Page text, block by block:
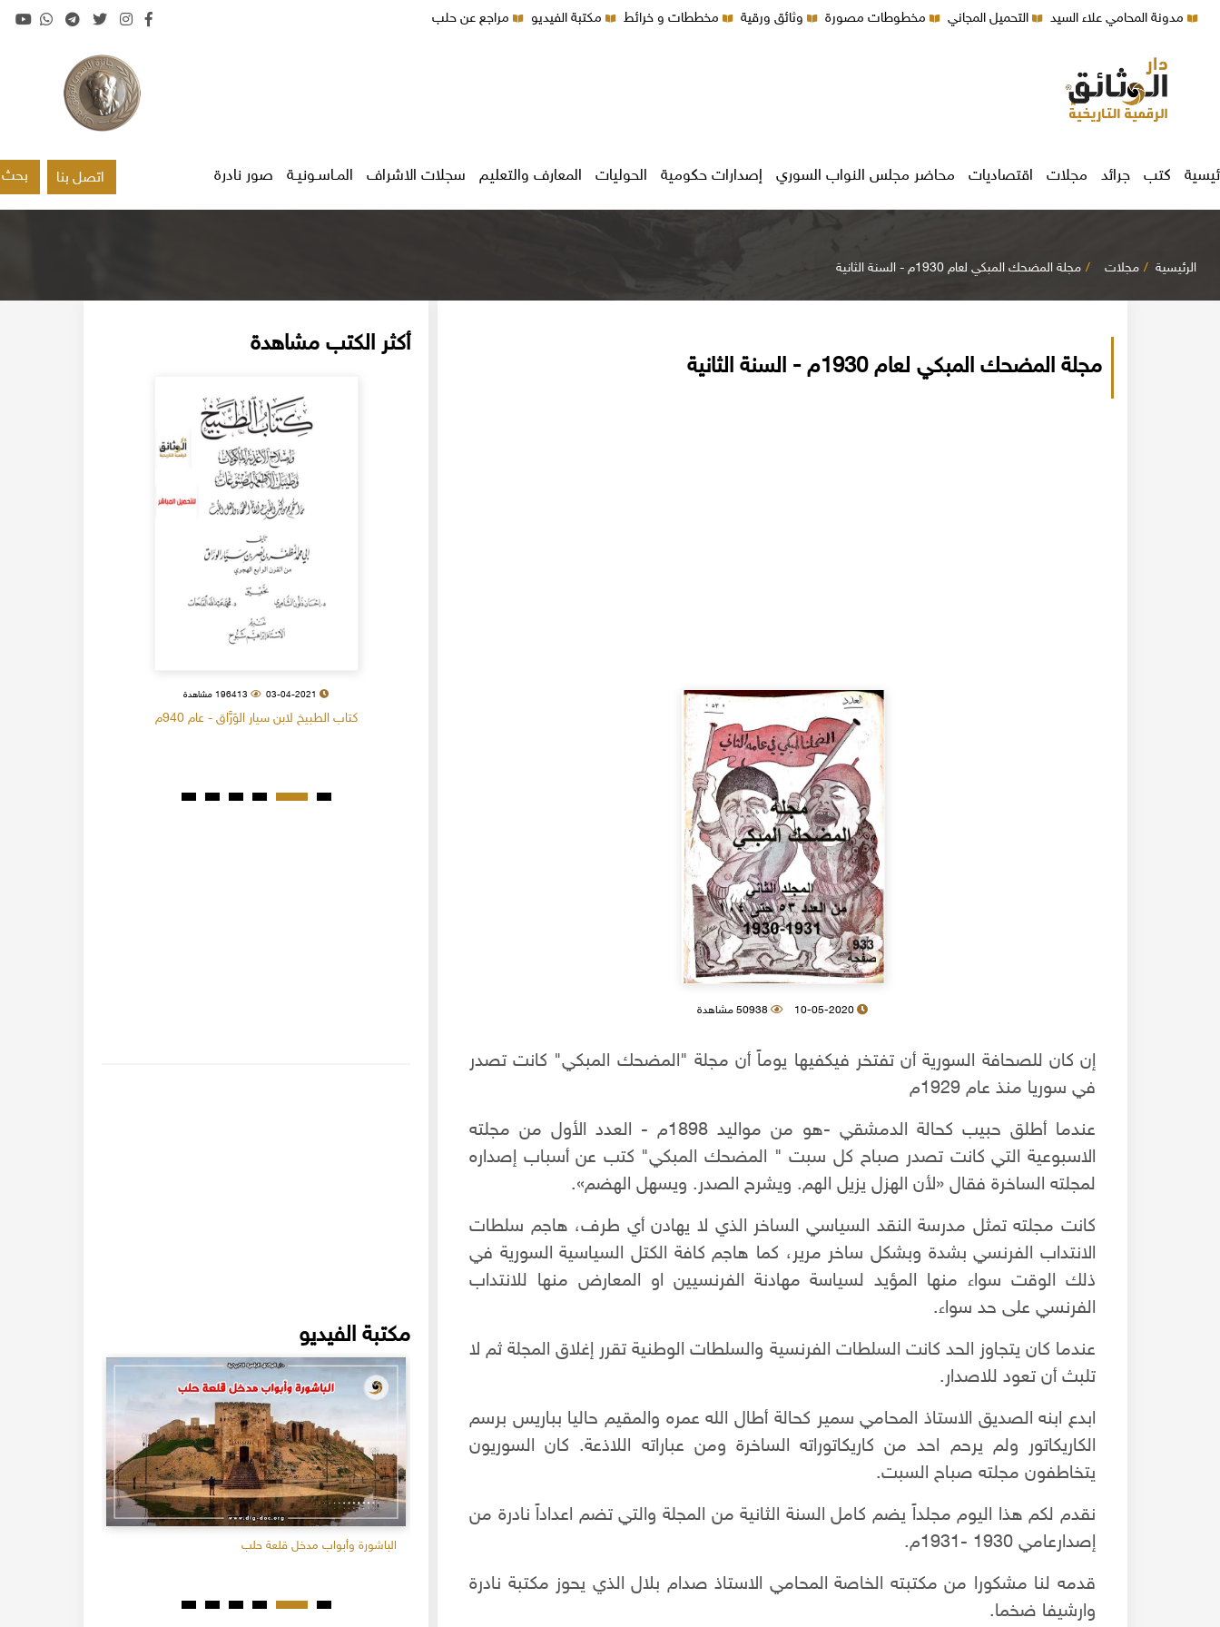
مدونة المحامي علاء السيد التحميل المجاني مخطوطات مصورة وثائق ورقية مخططات و خرائط مكتبة الفيديو مراجع عن حلب
كتب جرائد مجلات اقتصاديات محاضر مجلس النواب السوري إصدارات حكومية الحوليات المعارف والتعليم سجلات الاشراف المـاسـونيـة صور نادرة اتصل بنا بحث
الرئيسية مجلات مجلة المضحك المبكي لعام 1930م - السنة الثانية
مجلة المضحك المبكي لعام 1930م - السنة الثانية
إن كان للصحافة السورية أن تفتخر فيكفيها يوماً أن مجلة "المضحك المبكي" كانت تصدر
في سوريا منذ عام 1929م
عندما أطلق حبيب كحالة الدمشقي -هو من مواليد 1898م - العدد الأول من مجلته
الاسبوعية التي كانت تصدر صباح كل سبت " المضحك المبكي" كتب عن أسباب إصداره
لمجلته الساخرة فقال «لأن الهزل يزيل الهم. ويشرح الصدر. ويسهل الهضم».
كانت مجلته تمثل مدرسة النقد السياسي الساخر الذي لا يهادن أي طرف، هاجم سلطات
الانتداب الفرنسي بشدة وبشكل ساخر مرير، كما هاجم كافة الكتل السياسية السورية في
ذلك الوقت سواء منها المؤيد لسياسة مهادنة الفرنسيين او المعارض منها للانتداب
الفرنسي على حد سواء.
عندما كان يتجاوز الحد كانت السلطات الفرنسية والسلطات الوطنية تقرر إغلاق المجلة ثم لا
تلبث أن تعود للاصدار.
ابدع ابنه الصديق الاستاذ المحامي سمير كحالة أطال الله عمره والمقيم حاليا بباريس برسم
الكاريكاتور ولم يرحم احد من كاريكاتوراته الساخرة ومن عباراته اللاذعة. كان السوريون
يتخاطفون مجلته صباح السبت.
نقدم لكم هذا اليوم مجلداً يضم كامل السنة الثانية من المجلة والتي تضم اعداداً نادرة من
إصدارعامي 1930 -1931م.
قدمه لنا مشكورا من مكتبته الخاصة المحامي الاستاذ صدام بلال الذي يحوز مكتبة نادرة
وارشيفا ضخما.
أكثر الكتب مشاهدة
كتاب نهر الذهب في تاريخ حلب - الاجزاء الثلاثة الطبعة
03-04-2021 196413 مشاهدة
كتاب الطبيخ لابن سيار الوَرَّاق - عام 940م
مكتبة الفيديو
عن جمعية مكافحة السرطان بحلب والرحالة سليمان معصراني الباشورة وأبواب مدخل قلعة حلب